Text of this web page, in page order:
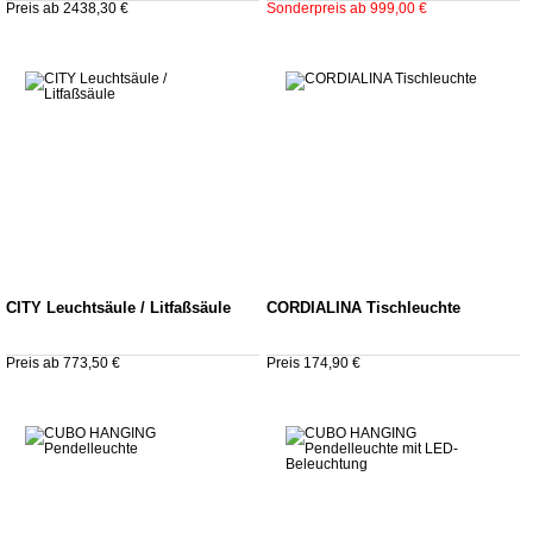
Preis ab 2438,30 € Sonderpreis ab 999,00 €
CITY Leuchtsäule / Litfaßsäule
Preis ab 773,50 €
CORDIALINA Tischleuchte
Preis 174,90 €